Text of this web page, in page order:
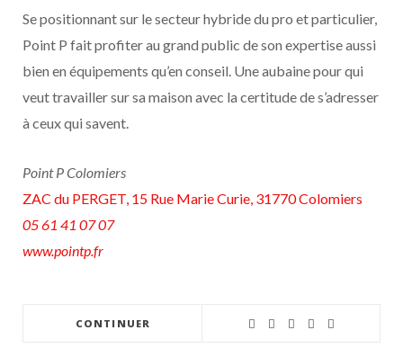
Se positionnant sur le secteur hybride du pro et particulier,
Point P fait profiter au grand public de son expertise aussi
bien en équipements qu’en conseil. Une aubaine pour qui
veut travailler sur sa maison avec la certitude de s’adresser
à ceux qui savent.
Point P Colomiers
ZAC du PERGET, 15 Rue Marie Curie, 31770 Colomiers
05 61 41 07 07
www.pointp.fr
CONTINUER